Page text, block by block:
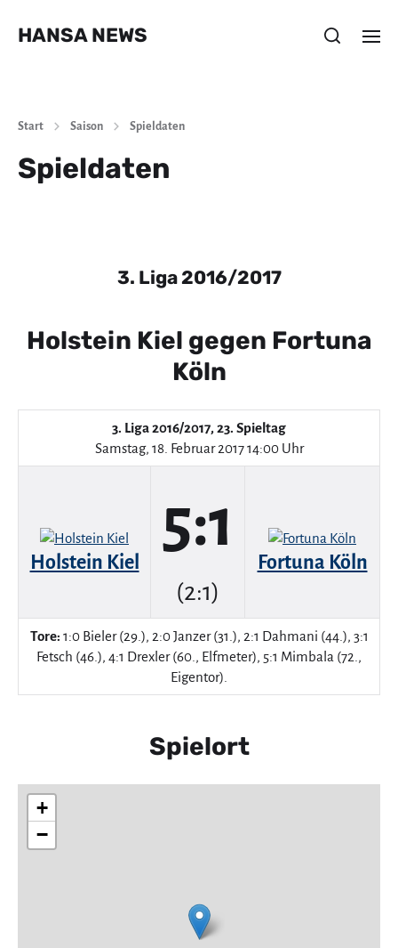
HANSA NEWS
Start Saison Spieldaten
Spieldaten
3. Liga 2016/2017
Holstein Kiel gegen Fortuna
Köln
3. Liga 2016/2017, 23. Spieltag
Samstag, 18. Februar 2017 14:00 Uhr
Holstein Kiel
5:1
(2:1)
Fortuna Köln
Tore: 1:0 Bieler (29.), 2:0 Janzer (31.), 2:1 Dahmani (44.), 3:1
Fetsch (46.), 4:1 Drexler (60., Elfmeter), 5:1 Mimbala (72.,
Eigentor).
Spielort
+
−